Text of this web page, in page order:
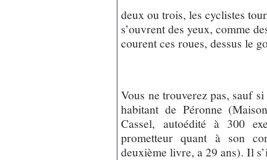
deux ou trois, les cyclistes
s’ouvrent des yeux, comme
courent ces roues, dessus le
Vous ne trouverez pas, sauf
habitant de Péronne
Cassel, autoédité à 300
prometteur quant à son
deuxième livre, a 29 ans). Il